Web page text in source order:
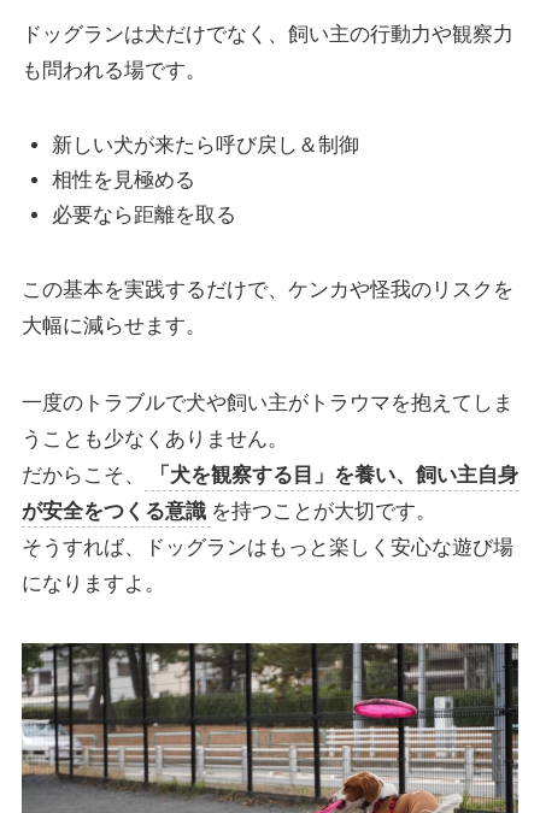
ドッグランは犬だけでなく、飼い主の行動力や観察力
も問われる場です。
新しい犬が来たら呼び戻し＆制御
相性を見極める
必要なら距離を取る
この基本を実践するだけで、ケンカや怪我のリスクを
大幅に減らせます。
一度のトラブルで犬や飼い主がトラウマを抱えてしま
うことも少なくありません。
だからこそ、
「犬を観察する目」を養い、飼い主自身
が安全をつくる意識 を持つことが大切です。
そうすれば、ドッグランはもっと楽しく安心な遊び場
になりますよ。